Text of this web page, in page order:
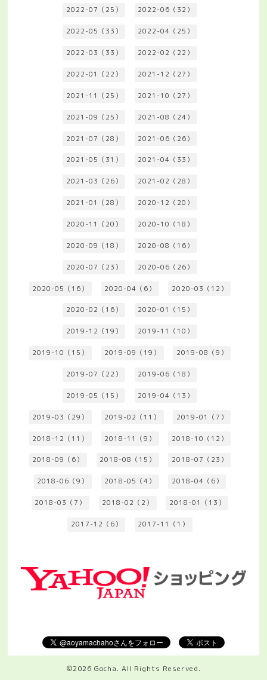
2022-07（25） 2022-06（32）
2022-05（33） 2022-04（25）
2022-03（33） 2022-02（22）
2022-01（22） 2021-12（27）
2021-11（25） 2021-10（27）
2021-09（25） 2021-08（24）
2021-07（28） 2021-06（26）
2021-05（31） 2021-04（33）
2021-03（26） 2021-02（28）
2021-01（28） 2020-12（20）
2020-11（20） 2020-10（18）
2020-09（18） 2020-08（16）
2020-07（23） 2020-06（26）
2020-05（16） 2020-04（6） 2020-03（12）
2020-02（16） 2020-01（15）
2019-12（19） 2019-11（10）
2019-10（15） 2019-09（19） 2019-08（9）
2019-07（22） 2019-06（18）
2019-05（15） 2019-04（13）
2019-03（29） 2019-02（11） 2019-01（7）
2018-12（11） 2018-11（9） 2018-10（12）
2018-09（6） 2018-08（15） 2018-07（23）
2018-06（9） 2018-05（4） 2018-04（6）
2018-03（7） 2018-02（2） 2018-01（13）
2017-12（6） 2017-11（1）
©2026 Gocha. All Rights Reserved.